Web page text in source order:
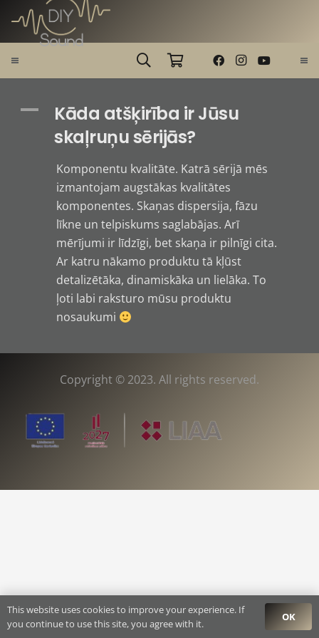
A
Kāda atšķirība ir Jūsu
skaļruņu sērijās?
Komponentu kvalitāte. Katrā sērijā mēs
izmantojam augstākas kvalitātes
komponentes. Skaņas dispersija, fāzu
līkne un telpiskums saglabājas. Arī
mērījumi ir līdzīgi, bet skaņa ir pilnīgi cita.
Ar katru nākamo produktu tā kļūst
detalizētāka, dinamiskāka un lielāka. To
ļoti labi raksturo mūsu produktu
nosaukumi
Copyright © 2023. All rights reserved.
This website uses cookies to improve your experience. If
you continue to use this site, you agree with it.
OK